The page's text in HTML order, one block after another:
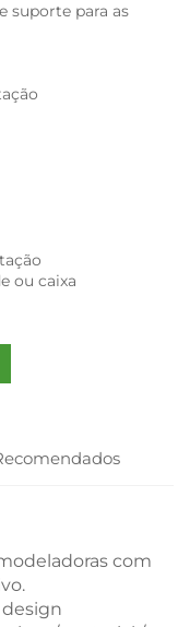
suporte para as
ou caixa
com